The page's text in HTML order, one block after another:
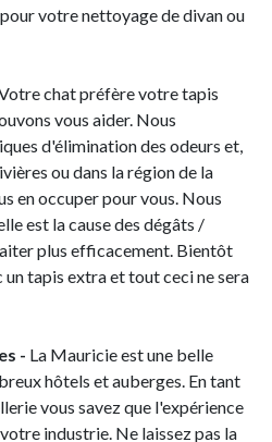
votre nettoyage de divan ou
chat préfère votre tapis
vous aider. Nous
d'élimination des odeurs et,
ou dans la région de la
en occuper pour vous. Nous
est la cause des dégâts /
plus efficacement. Bientôt
tapis extra et tout ceci ne sera
- La Mauricie est une belle
hôtels et auberges. En tant
vous savez que l'expérience
industrie. Ne laissez pas la